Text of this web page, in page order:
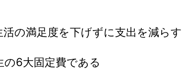
の満足度を下げずに支出を減らす
6大固定費である